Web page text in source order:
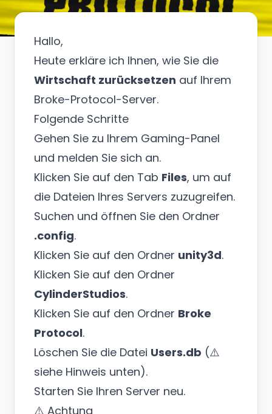
Hallo,
Heute erkläre ich Ihnen, wie Sie die
Wirtschaft zurücksetzen auf Ihrem
Broke-Protocol-Server.
Folgende Schritte
Gehen Sie zu Ihrem Gaming-Panel
und melden Sie sich an.
Klicken Sie auf den Tab Files, um auf
die Dateien Ihres Servers zuzugreifen.
Suchen und öffnen Sie den Ordner
.config.
Klicken Sie auf den Ordner unity3d.
Klicken Sie auf den Ordner
CylinderStudios.
Klicken Sie auf den Ordner Broke
Protocol.
Löschen Sie die Datei Users.db (⚠️
siehe Hinweis unten).
Starten Sie Ihren Server neu.
⚠️ Achtung